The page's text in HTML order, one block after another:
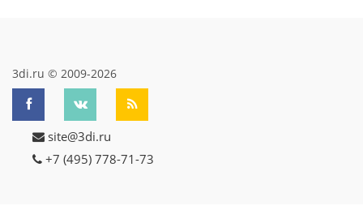
3di.ru © 2009-2026
site@3di.ru
+7 (495) 778-71-73